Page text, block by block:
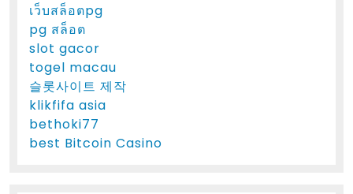
เว็บสล็อตpg
pg สล็อต
slot gacor
togel macau
슬롯사이트 제작
klikfifa asia
bethoki77
best Bitcoin Casino